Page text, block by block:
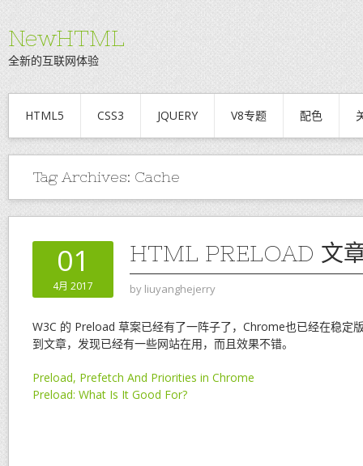
NewHTML
全新的互联网体验
HTML5 CSS3 JQUERY V8专题 配色
Tag Archives: Cache
01
4月 2017
HTML PRELOAD 文
by liuyanghejerry
W3C 的 Preload 草案已经有了一阵子了，Chrome也已经在稳定
到文章，发现已经有一些网站在用，而且效果不错。
Preload, Prefetch And Priorities in Chrome
Preload: What Is It Good For?